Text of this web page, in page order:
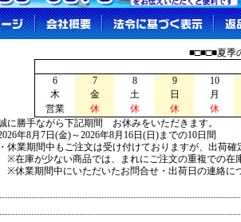
■□■□■夏季
6 7 8 9
10
木
金 土 日
月
営業
休 休 休
休
に勝手ながら下記期間 お休みをいただきます。
年8月7日(金)～2026年8月16日(日)までの10日間
・休業期間中もご注文は受け付けておりますが、出荷
※在庫が少ない商品では、まれにご注文の重複での在
※休業期間中にいただいたお問合せ・出荷日の連絡に